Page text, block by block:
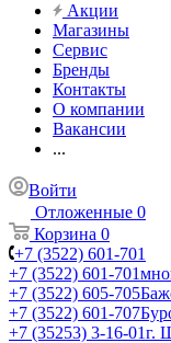
Акции
Магазины
Сервис
Бренды
Контакты
О компании
Вакансии
...
Войти
Отложенные 0
Корзина 0
+7 (3522) 601-701
+7 (3522) 601-701
+7 (3522) 605-705
+7 (3522) 601-707
+7 (35253) 3-16-01г.